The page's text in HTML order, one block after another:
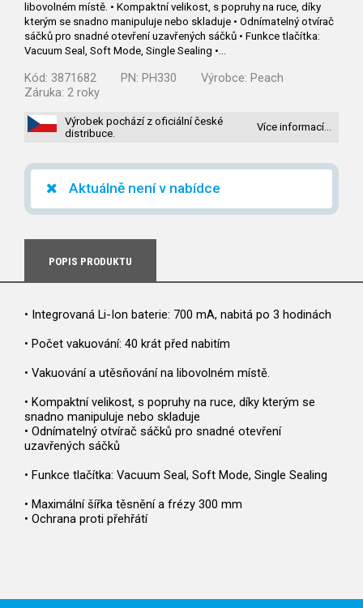
libovolném místě. • Kompaktní velikost, s popruhy na ruce, díky
kterým se snadno manipuluje nebo skladuje • Odnímatelný otvírač
sáčků pro snadné otevření uzavřených sáčků • Funkce tlačítka:
Vacuum Seal, Soft Mode, Single Sealing •…
Kód: 3871682 PN: PH330 Výrobce: Peach
Záruka: 2 roky
Výrobek pochází z oficiální české
distribuce.
Více informací…
Aktuálně není v nabídce
POPIS PRODUKTU
• Integrovaná Li-Ion baterie: 700 mA, nabitá po 3 hodinách
• Počet vakuování: 40 krát před nabitím
• Vakuování a utěsňování na libovolném místě.
• Kompaktní velikost, s popruhy na ruce, díky kterým se
snadno manipuluje nebo skladuje
• Odnímatelný otvírač sáčků pro snadné otevření
uzavřených sáčků
• Funkce tlačítka: Vacuum Seal, Soft Mode, Single Sealing
• Maximální šířka těsnění a frézy 300 mm
• Ochrana proti přehřátí